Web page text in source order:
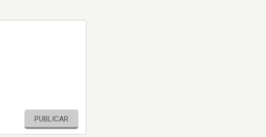
PUBLICAR